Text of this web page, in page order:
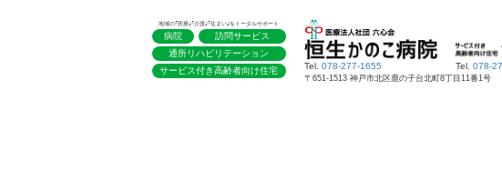
地域の｢医療｣｢介護｣｢住まい｣をトータルサポート
病院
訪問サービス
通所リハビリテーション
サービス付き高齢者向け住宅
Tel. 078-277-1655 Tel.078-
〒651-1513 神戸市北区鹿の子台北町8丁目11番1号